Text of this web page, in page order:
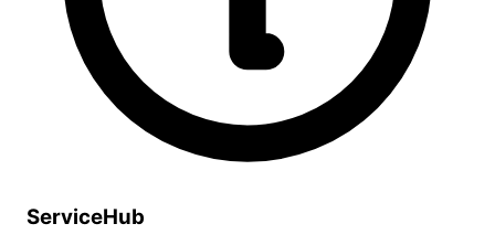
ServiceHub